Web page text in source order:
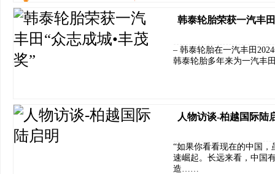
韩泰轮胎荣获一汽丰
– 韩泰轮胎在一汽丰田
韩泰轮胎多年来为一汽丰
人物访谈-柏越国际陆
“如果你看看现在的中国
速崛起。长远来看，中国
造……